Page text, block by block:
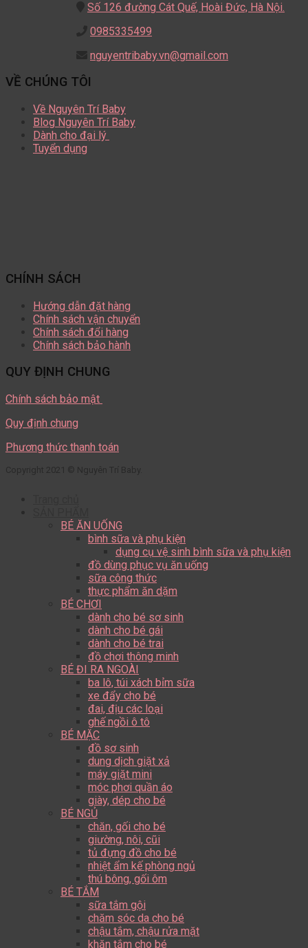
Số 126 đường Cát Quế, Hoài Đức, Hà Nội.
0985335499
nguyentribaby.vn@gmail.com
VỀ CHÚNG TÔI
Về Nguyên Trí Baby
Blog Nguyên Trí Baby
Dành cho đại lý
Tuyển dụng
CHÍNH SÁCH
Hướng dẫn đặt hàng
Chính sách vận chuyển
Chính sách đổi hàng
Chính sách bảo hành
QUY ĐỊNH CHUNG
Chính sách bảo mật
Quy định chung
Phương thức thanh toán
Copyright 2021 © Nguyên Trí Baby.
BÉ ĂN UỐNG
bình sữa và phụ kiện
dụng cụ vệ sinh bình sữa và phụ kiện
đồ dùng phục vụ ăn uống
sữa công thức
thực phẩm ăn dặm
BÉ CHƠI
dành cho bé sơ sinh
dành cho bé gái
dành cho bé trai
đồ chơi thông minh
BÉ ĐI RA NGOÀI
ba lô, túi xách bỉm sữa
xe đẩy cho bé
đai, địu các loại
ghế ngồi ô tô
BÉ MẶC
đồ sơ sinh
dung dịch giặt xả
máy giặt mini
móc phơi quần áo
giày, dép cho bé
BÉ NGỦ
chăn, gối cho bé
giường, nôi, cũi
tủ đựng đồ cho bé
nhiệt ẩm kế phòng ngủ
thú bông, gối ôm
BÉ TẮM
sữa tắm gội
chăm sóc da cho bé
chậu tắm, chậu rửa mặt
khăn tắm cho bé